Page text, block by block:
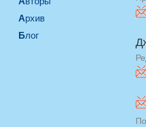
Архив
Блог